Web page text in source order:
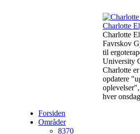
Charlotte
Charlotte
Favrskov
til
University
Charlotte
opdatere
hver
Forsiden
Områder
8370